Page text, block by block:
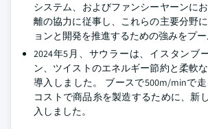
システム、およびファンシーヤーンに
離の協力に従事し、これらの主要分野
ョンと開発を推進するための強みをプー
2024年5月、サウラーは、イスタンブ
ン、ツイストのエネルギー節約と柔軟
導入しました。 ブースで500m/minで
コストで商品糸を製造するために、新
入しました。